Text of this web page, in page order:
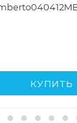
КУПИТЬ